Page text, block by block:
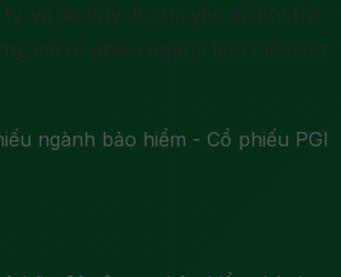
và đó là lý do chủ yếu để PGI trở
mã cổ phiếu ngành bảo hiểm tốt